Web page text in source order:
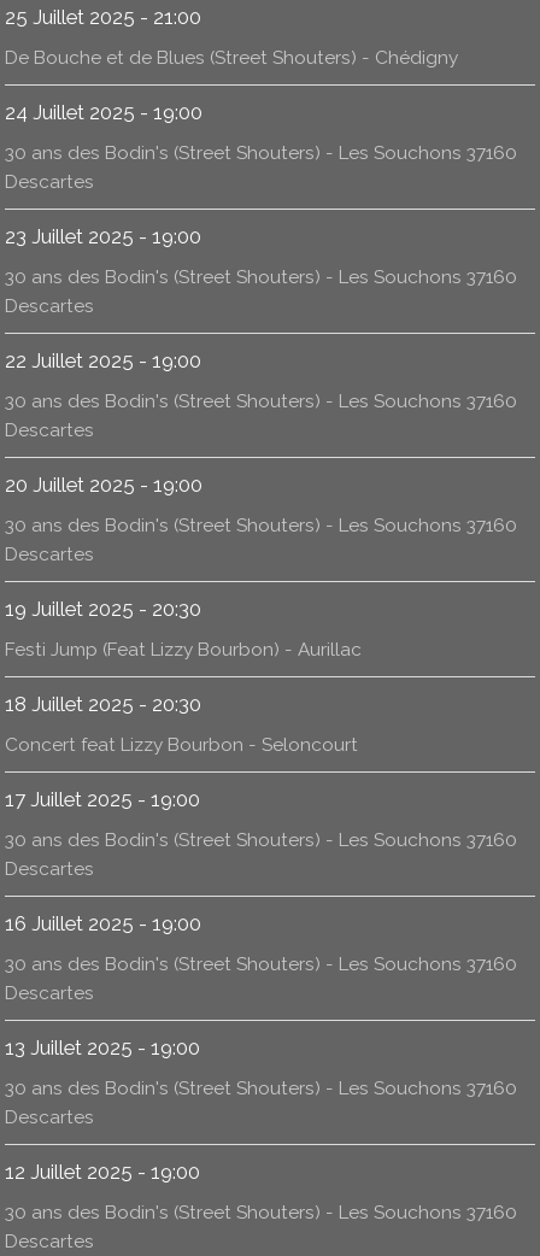
25 Juillet 2025 - 21:00
De Bouche et de Blues (Street Shouters) - Chédigny
24 Juillet 2025 - 19:00
30 ans des Bodin's (Street Shouters) - Les Souchons 37160
Descartes
23 Juillet 2025 - 19:00
30 ans des Bodin's (Street Shouters) - Les Souchons 37160
Descartes
22 Juillet 2025 - 19:00
30 ans des Bodin's (Street Shouters) - Les Souchons 37160
Descartes
20 Juillet 2025 - 19:00
30 ans des Bodin's (Street Shouters) - Les Souchons 37160
Descartes
19 Juillet 2025 - 20:30
Festi Jump (Feat Lizzy Bourbon) - Aurillac
18 Juillet 2025 - 20:30
Concert feat Lizzy Bourbon - Seloncourt
17 Juillet 2025 - 19:00
30 ans des Bodin's (Street Shouters) - Les Souchons 37160
Descartes
16 Juillet 2025 - 19:00
30 ans des Bodin's (Street Shouters) - Les Souchons 37160
Descartes
13 Juillet 2025 - 19:00
30 ans des Bodin's (Street Shouters) - Les Souchons 37160
Descartes
12 Juillet 2025 - 19:00
30 ans des Bodin's (Street Shouters) - Les Souchons 37160
Descartes